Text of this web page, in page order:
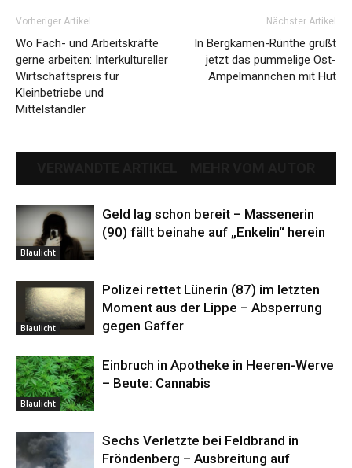
Vorheriger Artikel
Wo Fach- und Arbeitskräfte
gerne arbeiten: Interkultureller
Wirtschaftspreis für
Kleinbetriebe und
Mittelständler
Nächster Artikel
In Bergkamen-Rünthe grüßt
jetzt das pummelige Ost-
Ampelmännchen mit Hut
Blaulicht
Geld lag schon bereit – Massenerin
(90) fällt beinahe auf „Enkelin“ herein
Blaulicht
Polizei rettet Lünerin (87) im letzten
Moment aus der Lippe – Absperrung
gegen Gaffer
Blaulicht
Einbruch in Apotheke in Heeren-Werve
– Beute: Cannabis
Sechs Verletzte bei Feldbrand in
Fröndenberg – Ausbreitung auf